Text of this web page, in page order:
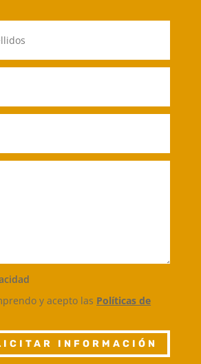
y acepto las Políticas de
INFORMACIÓN